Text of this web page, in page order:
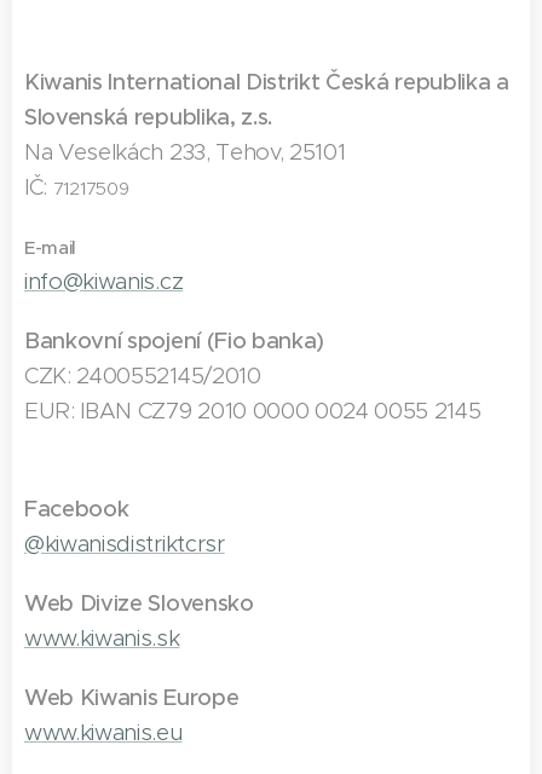
Kiwanis International Distrikt Česká republika a
Slovenská republika, z.s.
Na Veselkách 233, Tehov, 25101
IČ: 71217509
E-mail
info@kiwanis.cz
Bankovní spojení (Fio banka)
CZK: 2400552145/2010
EUR: IBAN CZ79 2010 0000 0024 0055 2145
Facebook
@kiwanisdistriktcrsr
Web Divize Slovensko
www.kiwanis.sk
Web Kiwanis Europe
www.kiwanis.eu